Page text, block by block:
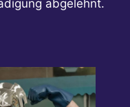
abgelehnt.